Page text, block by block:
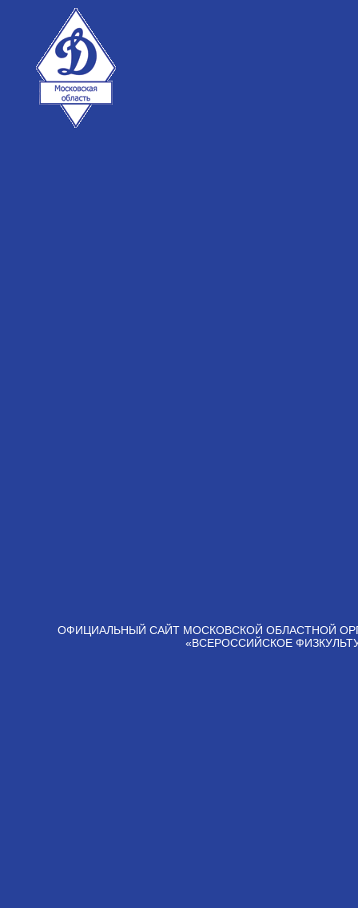
ОФИЦИАЛЬНЫЙ САЙТ МОСКОВСКОЙ ОБЛАСТНОЙ
«ВСЕРОССИЙСКОЕ